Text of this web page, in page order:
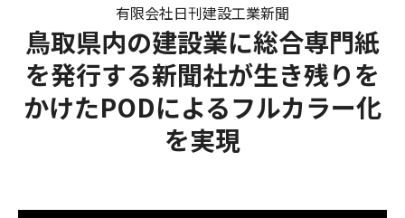
鳥取県内の建設業に総合専門紙
を発行する新聞社が生き残りを
かけたPODによるフルカラー化
を実現
有限会社日刊建設工業新聞